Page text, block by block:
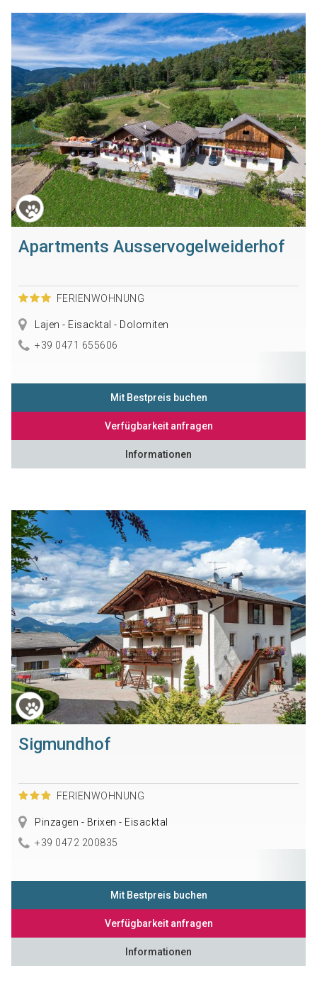
Apartments Ausservogelweiderhof
FERIENWOHNUNG
Lajen - Eisacktal - Dolomiten
+39 0471 655606
Mit Bestpreis buchen
Verfügbarkeit anfragen
Informationen
Sigmundhof
FERIENWOHNUNG
Pinzagen - Brixen - Eisacktal
+39 0472 200835
Mit Bestpreis buchen
Verfügbarkeit anfragen
Informationen